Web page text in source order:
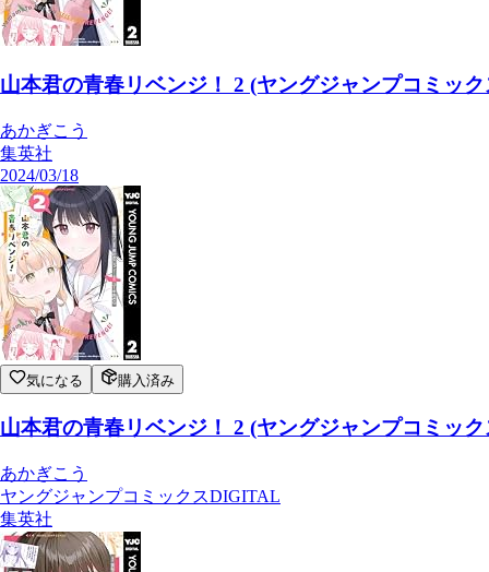
山本君の青春リベンジ！ 2 (ヤングジャンプコミッ
あかぎこう
集英社
2024/03/18
気になる 購入済み
山本君の青春リベンジ！ 2 (ヤングジャンプコミッ
あかぎこう
ヤングジャンプコミックスDIGITAL
集英社